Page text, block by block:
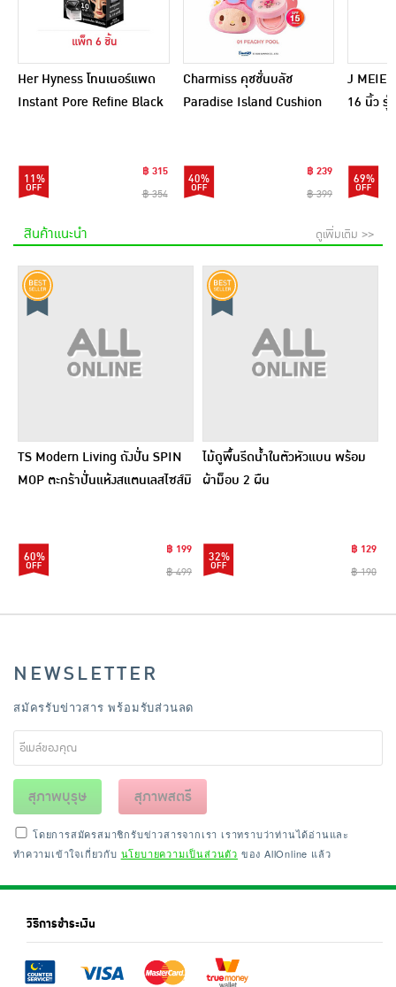
Her Hyness โทนเนอร์แพด
Instant Pore Refine Black
11%
฿ 315
฿ 354
Charmiss คุชชั่นบลัช
Paradise Island Cushion
40%
฿ 239
฿ 399
J
16 นิ้ว รุ่
69%
สินค้าแนะนำ ดูเพิ่มเติม >>
TS Modern Living ถังปั่น SPIN
MOP ตะกร้าปั่นแห้งสแตนเลสไซส์มิ
60%
฿ 199
฿ 499
ไม้ถูพื้นรีดน้ำในตัวหัวแบน พร้อม
ผ้าม็อบ 2 ผืน
32%
฿ 129
฿ 190
NEWSLETTER
สมัครรับข่าวสาร พร้อมรับส่วนลด
สุภาพบุรุษ สุภาพสตรี
โดยการสมัครสมาชิกรับข่าวสารจากเรา เราทราบว่าท่านได้อ่านและ
ทำความเข้าใจเกี่ยวกับ นโยบายความเป็นส่วนตัว ของ AllOnline แล้ว
วิธีการชำระเงิน